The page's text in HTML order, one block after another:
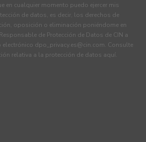
en cualquier momento puedo ejercer mis
de datos, es decir, los derechos de
oposición o eliminación poniéndome en
de Protección de Datos de CIN a
electrónico dpo_privacy.es@cin.com. Consulte
relativa a la protección de datos aquí.